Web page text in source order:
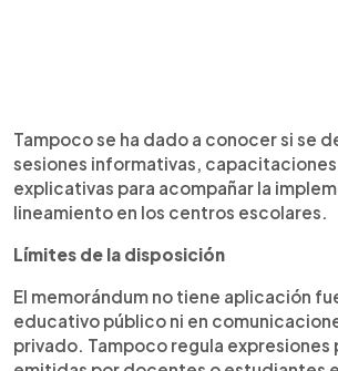
Tampoco se ha dado a conocer si se
sesiones informativas, capacitaciones
explicativas para acompañar la
lineamiento en los centros escolares.
Límites de la disposición
El memorándum no tiene aplicación
educativo público ni en
privado. Tampoco regula expresiones